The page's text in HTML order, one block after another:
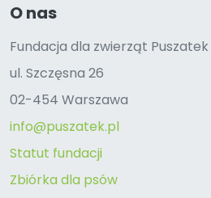
O nas
Fundacja dla zwierząt Puszatek
ul. Szczęsna 26
02-454 Warszawa
info@puszatek.pl
Statut fundacji
Zbiórka dla psów